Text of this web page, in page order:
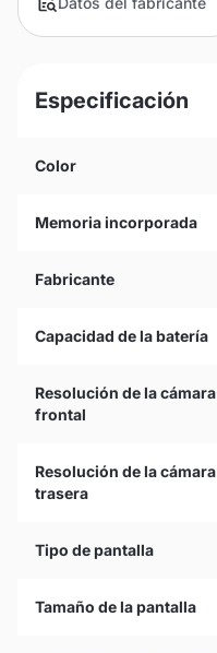
Especificación
Color
Memoria incorporada
Fabricante
Capacidad de la batería
Resolución de la cámara
frontal
Resolución de la cámara
trasera
Tipo de pantalla
Tamaño de la pantalla